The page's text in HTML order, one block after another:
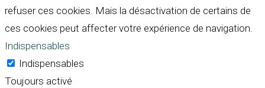
refuser ces cookies. Mais la désactivation de certains de
ces cookies peut affecter votre expérience de navigation.
Indispensables
Indispensables
Toujours activé